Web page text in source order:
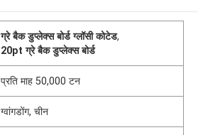
ग्रे बैक डुप्लेक्स बोर्ड ग्लॉसी कोटेड,
20pt ग्रे बैक डुप्लेक्स बोर्ड
प्रति माह 50,000 टन
ग्वांगडोंग, चीन